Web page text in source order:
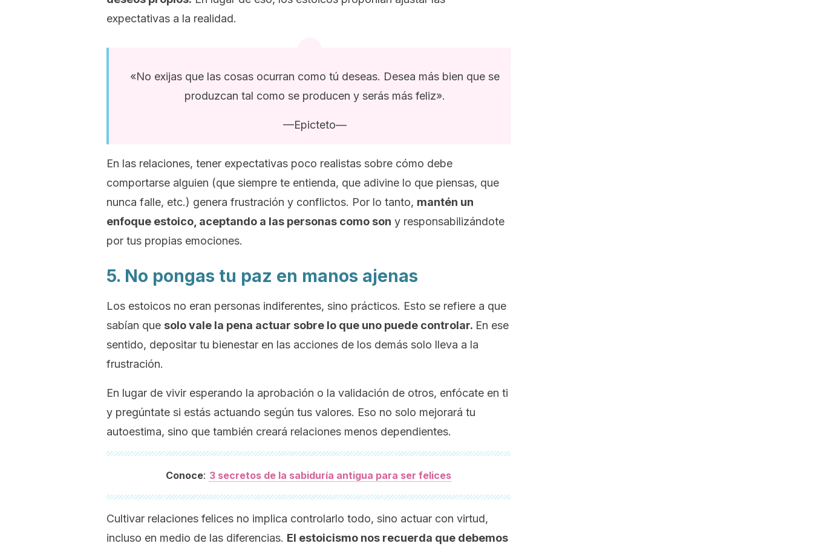
expectativas a la realidad.
«No exijas que las cosas ocurran como tú deseas. Desea más bien que se
produzcan tal como se producen y serás más feliz».
—Epicteto—
En las relaciones, tener expectativas poco realistas sobre cómo debe
comportarse alguien (que siempre te entienda, que adivine lo que piensas, que
nunca falle, etc.) genera frustración y conflictos. Por lo tanto, mantén un
enfoque estoico, aceptando a las personas como son y responsabilizándote
por tus propias emociones.
5. No pongas tu paz en manos ajenas
Los estoicos no eran personas indiferentes, sino prácticos. Esto se refiere a que
sabían que solo vale la pena actuar sobre lo que uno puede controlar. En ese
sentido, depositar tu bienestar en las acciones de los demás solo lleva a la
frustración.
En lugar de vivir esperando la aprobación o la validación de otros, enfócate en ti
y pregúntate si estás actuando según tus valores. Eso no solo mejorará tu
autoestima, sino que también creará relaciones menos dependientes.
Conoce: 3 secretos de la sabiduría antigua para ser felices
Cultivar relaciones felices no implica controlarlo todo, sino actuar con virtud,
incluso en medio de las diferencias. El estoicismo nos recuerda que debemos